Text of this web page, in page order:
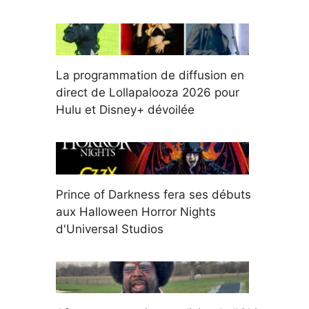
La programmation de diffusion en
direct de Lollapalooza 2026 pour
Hulu et Disney+ dévoilée
Prince of Darkness fera ses débuts
aux Halloween Horror Nights
d'Universal Studios